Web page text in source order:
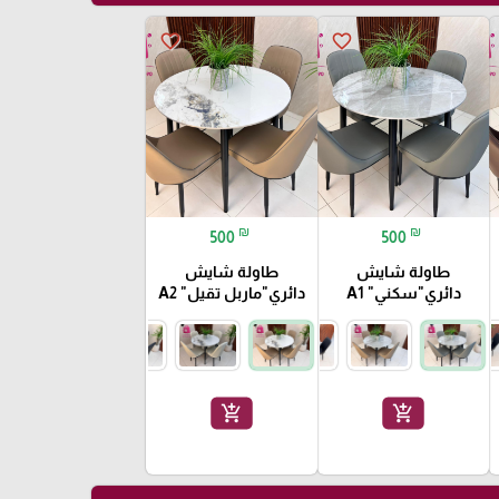
favorite_border
500 ₪
طاولة شايش
دائري"سكني" A1
add_shopping_cart
favorite_border
500 ₪
طاولة شايش
دائري"ماربل تقيل" A2
add_shopping_cart